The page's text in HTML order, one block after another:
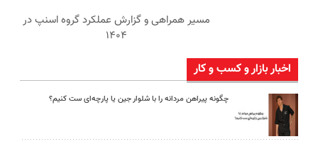
مسیر همراهی و گزارش عملکرد گروه اسنپ در
۱۴۰۴
اخبار بازار و کسب و کار
چگونه پیراهن مردانه را با شلوار جین یا پارچه‌ای ست کنیم؟